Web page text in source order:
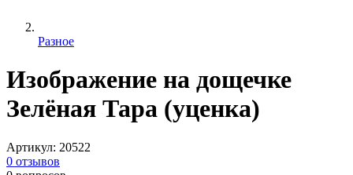
Разное
Изображение на дощечке
Зелёная Тара (уценка)
Артикул: 20522
0 отзывов